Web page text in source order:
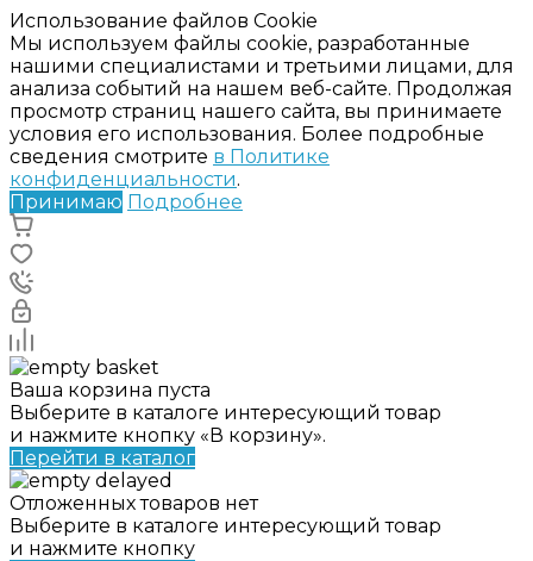
Использование файлов Cookie
Мы используем файлы cookie, разработанные
нашими специалистами и третьими лицами, для
анализа событий на нашем веб-сайте. Продолжая
просмотр страниц нашего сайта, вы принимаете
условия его использования. Более подробные
сведения смотрите в Политике
конфиденциальности.
Принимаю Подробнее
Ваша корзина пуста
Выберите в каталоге интересующий товар
и нажмите кнопку «В корзину».
Перейти в каталог
Отложенных товаров нет
Выберите в каталоге интересующий товар
и нажмите кнопку